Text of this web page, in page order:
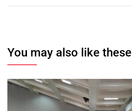
You may also like these